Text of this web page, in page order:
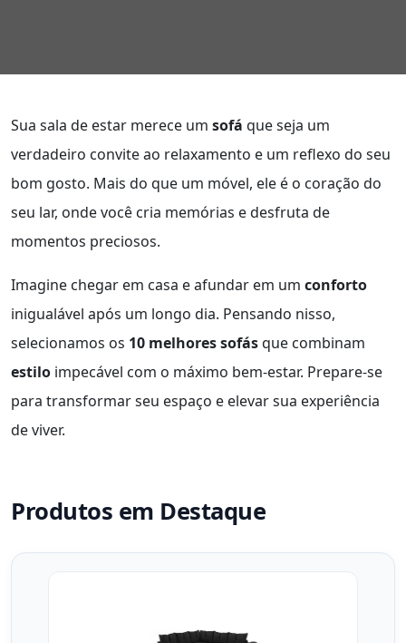
Sua sala de estar merece um sofá que seja um
verdadeiro convite ao relaxamento e um reflexo do seu
bom gosto. Mais do que um móvel, ele é o coração do
seu lar, onde você cria memórias e desfruta de
momentos preciosos.
Imagine chegar em casa e afundar em um conforto
inigualável após um longo dia. Pensando nisso,
selecionamos os 10 melhores sofásque combinam
estilo impecável com o máximo bem-estar. Prepare-se
para transformar seu espaço e elevar sua experiência
de viver.
Produtos em Destaque